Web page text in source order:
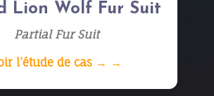
Lion Wolf Fur Suit
Partial Fur Suit
l’étude de cas → →